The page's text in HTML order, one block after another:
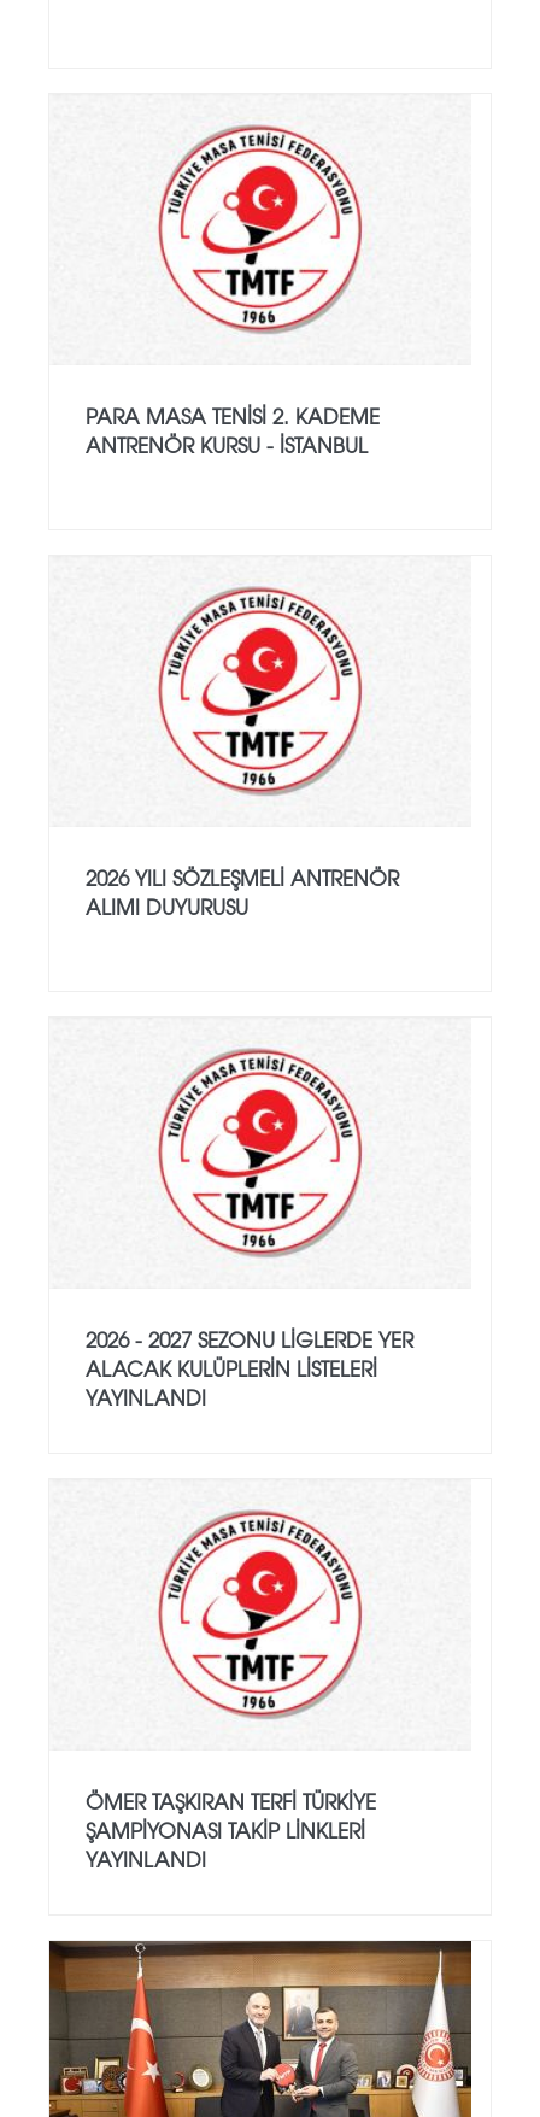
PARA MASA TENISI 2. KADEME
ANTRENÖR KURSU - İSTANBUL
2026 YILI SÖZLEŞMELI ANTRENÖR
ALIMI DUYURUSU
2026 - 2027 SEZONU LIGLERDE YER
ALACAK KULÜPLERIN LISTELERI
YAYINLANDI
ÖMER TAŞKIRAN TERFI TÜRKIYE
ŞAMPIYONASI TAKIP LINKLERI
YAYINLANDI